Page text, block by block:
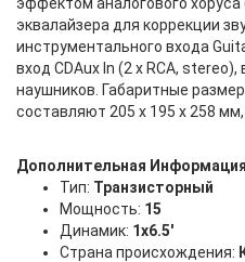
эквалайзера для коррекции
инструментального входа
вход CDAux In (2 х RCA,
наушников. Габаритные
составляют 205 x 195 x 258 мм,
Дополнительная Информация
Тип: Транзисторный
Мощность: 15
Динамик: 1x6.5'
Страна происхождения: